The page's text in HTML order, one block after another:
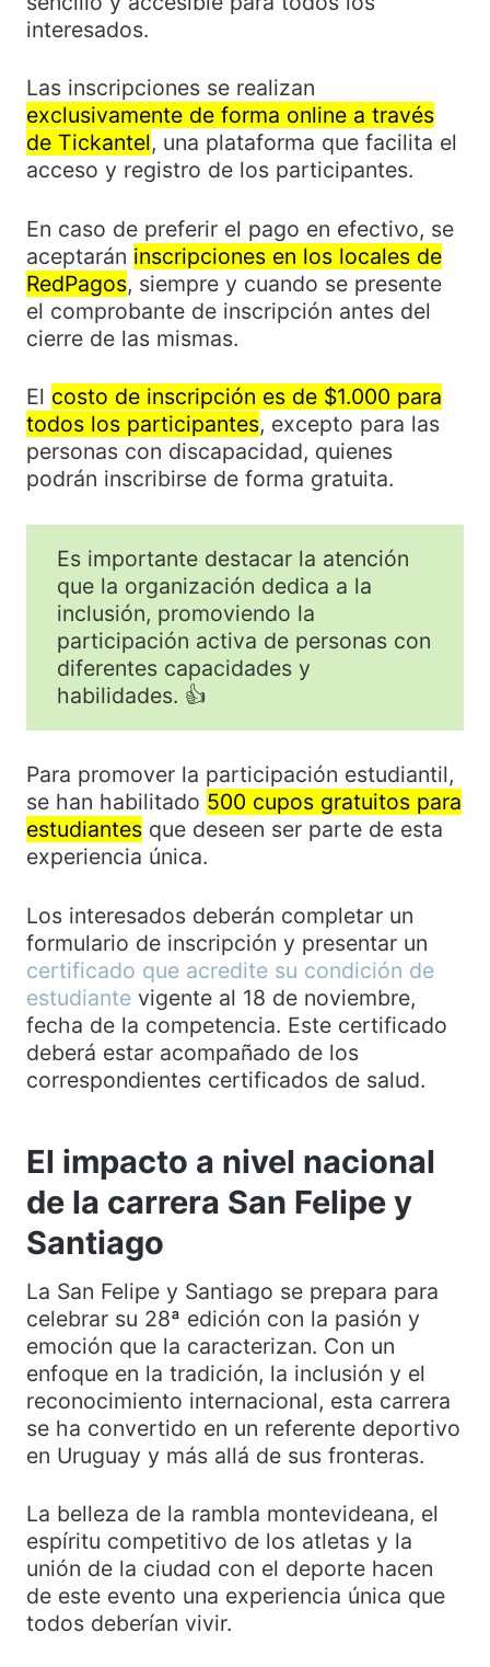
interesados.
Las inscripciones se realizan
exclusivamente de forma online a través
de Tickantel, una plataforma que facilita el
acceso y registro de los participantes.
En caso de preferir el pago en efectivo, se
aceptarán inscripciones en los locales de
RedPagos, siempre y cuando se presente
el comprobante de inscripción antes del
cierre de las mismas.
El costo de inscripción es de $1.000 para
todos los participantes, excepto para las
personas con discapacidad, quienes
podrán inscribirse de forma gratuita.
Es importante destacar la atención
que la organización dedica a la
inclusión, promoviendo la
participación activa de personas con
diferentes capacidades y
habilidades. 👍
Para promover la participación estudiantil,
se han habilitado 500 cupos gratuitos para
estudiantesque deseen ser parte de esta
experiencia única.
Los interesados deberán completar un
formulario de inscripción y presentar un
certificado que acredite su condición de
estudiantevigente al 18 de noviembre,
fecha de la competencia. Este certificado
deberá estar acompañado de los
correspondientes certificados de salud.
El impacto a nivel nacional
de la carrera San Felipe y
Santiago
La San Felipe y Santiago se prepara para
celebrar su 28ª edición con la pasión y
emoción que la caracterizan. Con un
enfoque en la tradición, la inclusión y el
reconocimiento internacional, esta carrera
se ha convertido en un referente deportivo
en Uruguay y más allá de sus fronteras.
La belleza de la rambla montevideana, el
espíritu competitivo de los atletas y la
unión de la ciudad con el deporte hacen
de este evento una experiencia única que
todos deberían vivir.